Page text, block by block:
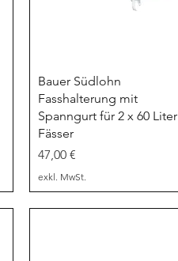
Schnellansicht
Bauer Südlohn
Fasshalterung mit
Spanngurt für 2 x 60 Liter
Fässer
Preis
47,00 €
exkl. MwSt.